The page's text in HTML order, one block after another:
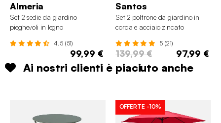
Almeria
Set 2 sedie da giardino
pieghevoli in legno
4.5 (51)
99,99 €
Santos
Set 2 poltrone da giardino in
corda e acciaio zincato
5 (21)
139,99 € 97,99 €
Ai nostri clienti è piaciuto anche
OFFERTE -10%